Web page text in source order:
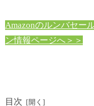
Amazonのルンバセー
ン情報ページへ＞＞
目次